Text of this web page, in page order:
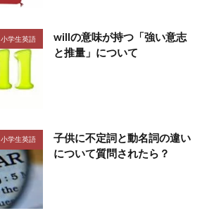
小学生英語
willの意味が持つ「強い意志
と推量」について
小学生英語
子供に不定詞と動名詞の違い
について質問されたら？